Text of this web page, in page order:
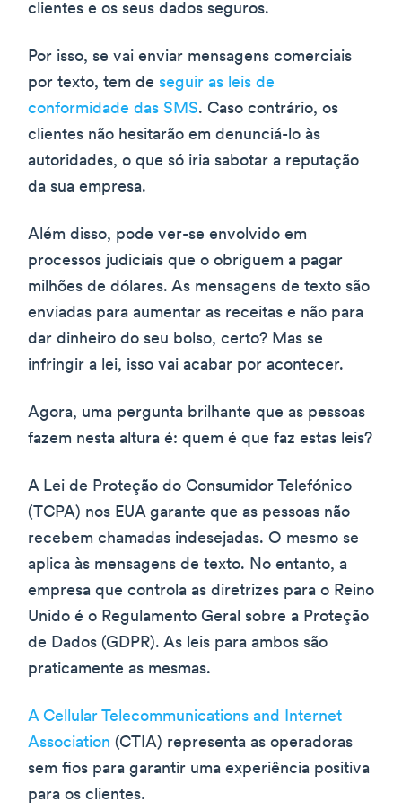
clientes e os seus dados seguros.
Por isso, se vai enviar mensagens comerciais
por texto, tem de seguir as leis de
conformidade das SMS. Caso contrário, os
clientes não hesitarão em denunciá-lo às
autoridades, o que só iria sabotar a reputação
da sua empresa.
Além disso, pode ver-se envolvido em
processos judiciais que o obriguem a pagar
milhões de dólares. As mensagens de texto são
enviadas para aumentar as receitas e não para
dar dinheiro do seu bolso, certo? Mas se
infringir a lei, isso vai acabar por acontecer.
Agora, uma pergunta brilhante que as pessoas
fazem nesta altura é: quem é que faz estas leis?
A Lei de Proteção do Consumidor Telefónico
(TCPA) nos EUA garante que as pessoas não
recebem chamadas indesejadas. O mesmo se
aplica às mensagens de texto. No entanto, a
empresa que controla as diretrizes para o Reino
Unido é o Regulamento Geral sobre a Proteção
de Dados (GDPR). As leis para ambos são
praticamente as mesmas.
A Cellular Telecommunications and Internet
Association (CTIA) representa as operadoras
sem fios para garantir uma experiência positiva
para os clientes.